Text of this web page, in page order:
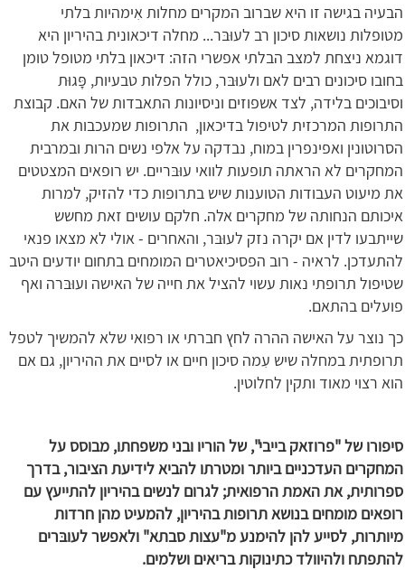
הבעיה בגישה זו היא שברוב המקרים מחלות אִימהיות בלתי
מטופלות נושאות סיכון רב לעוּבּר... מחלה דיכאונית בהיריון היא
דוגמא ניצחת למצב הבלתי אפשרי הזה: דיכאון בלתי מטופל טומן
בחובו סיכונים רבים לאם ולעוּבּר, כולל הפלות טבעיות, פָּגוּת
וסיבוכים בלידה, לצד אשפוזים וניסיונות התאבדות של האם. קבוצת
התרופות המרכזית לטיפול בדיכאון, התרופות שמעכבות את
הסרוטונין ואפינפרין במוח, נבדקה על אלפי נשים הרות ובמרבית
המחקרים לא הראתה תופעות לוואי עוּבּריים. יש רופאים המצטטים
את מיעוט העבודות הטוענות שיש בתרופות כדי להזיק, למרות
איכותם הנחותה של מחקרים אלה. חלקם עושים זאת מחשש
שייתבעו לדין אם יקרה נזק לעוּבּר, והאחרים - אולי לא מצאו פנאי
להתעדכן. לראיה - רוב הפסיכיאטרים המומחים בתחום יודעים היטב
שטיפול תרופתי נאות עשוי להציל את חייה של האישה ועוּבּרה ואף
פועלים בהתאם.
כך נוצר על האישה ההרה לחץ חברתי או רפואי שלא להמשיך לטפל
תרופתית במחלה שיש עִמה סיכון חיים או לסיים את ההיריון, גם אם
הוא רצוי מאוד ותקין לחלוטין.
סיפורו של "פרוזאק בייבי", של הוריו ובני משפחתו, מבוסס על
המחקרים העדכניים ביותר ומטרתו להביא לידיעת הציבור, בדרך
ספרותית, את האמת הרפואית; לגרום לנשים בהיריון להתייעץ עם
רופאים מומחים בנושא תרופות בהיריון, להמעיט מהן חרדות
מיותרות, לסייע להן להימנע מ"עצות סבתא" ולאפשר לעובּרים
להתפתח ולהיוולד כתינוקות בריאים ושלמים.